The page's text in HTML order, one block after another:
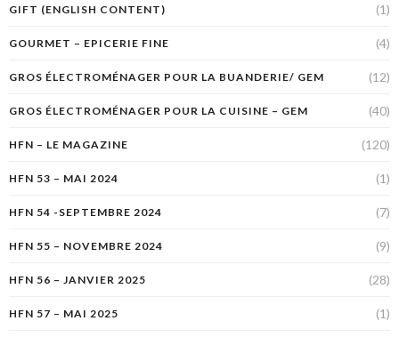
GIFT (ENGLISH CONTENT) (1)
GOURMET – EPICERIE FINE (4)
GROS ÉLECTROMÉNAGER POUR LA BUANDERIE/ GEM (12)
GROS ÉLECTROMÉNAGER POUR LA CUISINE – GEM (40)
HFN – LE MAGAZINE (120)
HFN 53 – MAI 2024 (1)
HFN 54 -SEPTEMBRE 2024 (7)
HFN 55 – NOVEMBRE 2024 (9)
HFN 56 – JANVIER 2025 (28)
HFN 57 – MAI 2025 (1)